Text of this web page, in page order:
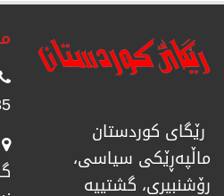
رێگای كوردستان
ماڵپەڕێكی سیاسی،
رۆشنبیری، گشتییە